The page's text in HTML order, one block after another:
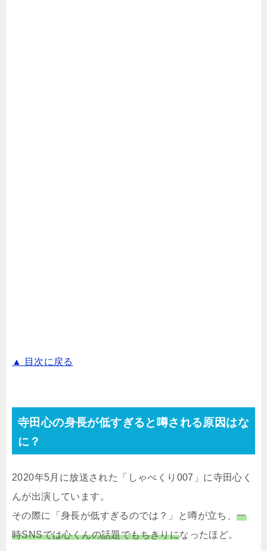
▲ 目次に戻る
寺田心の身長が低すぎると噂される原因はな
に？
2020年5月に放送された「しゃべくり007」に寺田心く
んが出演しています。
その際に「身長が低すぎるのでは？」と噂が立ち、一
時SNSでは心くんの話題でもちきりになったほど。